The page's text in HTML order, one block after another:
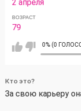
2 апреля
ВОЗРАСТ
79
0% (0
Кто это?
За свою карьеру